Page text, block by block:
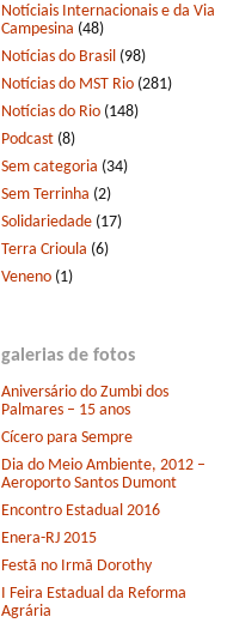
Notíciais Internacionais e da Via
Campesina (48)
Notícias do Brasil (98)
Notícias do MST Rio (281)
Notícias do Rio (148)
Podcast (8)
Sem categoria (34)
Sem Terrinha (2)
Solidariedade (17)
Terra Crioula (6)
Veneno (1)
galerias de fotos
Aniversário do Zumbi dos
Palmares – 15 anos
Cícero para Sempre
Dia do Meio Ambiente, 2012 –
Aeroporto Santos Dumont
Encontro Estadual 2016
Enera-RJ 2015
Festã no Irmã Dorothy
I Feira Estadual da Reforma
Agrária